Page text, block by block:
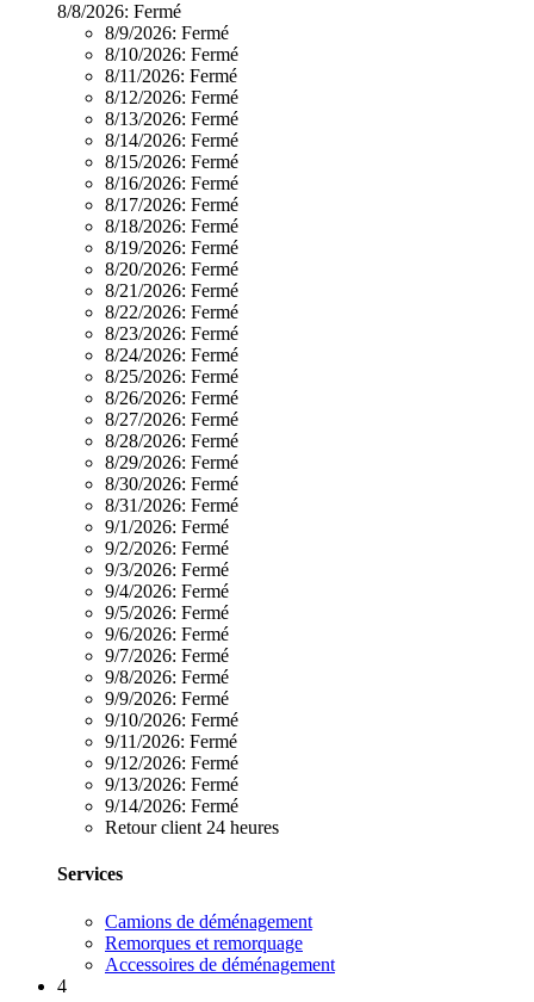
8/8/2026: Fermé
8/9/2026: Fermé
8/10/2026: Fermé
8/11/2026: Fermé
8/12/2026: Fermé
8/13/2026: Fermé
8/14/2026: Fermé
8/15/2026: Fermé
8/16/2026: Fermé
8/17/2026: Fermé
8/18/2026: Fermé
8/19/2026: Fermé
8/20/2026: Fermé
8/21/2026: Fermé
8/22/2026: Fermé
8/23/2026: Fermé
8/24/2026: Fermé
8/25/2026: Fermé
8/26/2026: Fermé
8/27/2026: Fermé
8/28/2026: Fermé
8/29/2026: Fermé
8/30/2026: Fermé
8/31/2026: Fermé
9/1/2026: Fermé
9/2/2026: Fermé
9/3/2026: Fermé
9/4/2026: Fermé
9/5/2026: Fermé
9/6/2026: Fermé
9/7/2026: Fermé
9/8/2026: Fermé
9/9/2026: Fermé
9/10/2026: Fermé
9/11/2026: Fermé
9/12/2026: Fermé
9/13/2026: Fermé
9/14/2026: Fermé
Retour client 24 heures
Services
Camions de déménagement
Remorques et remorquage
Accessoires de déménagement
4